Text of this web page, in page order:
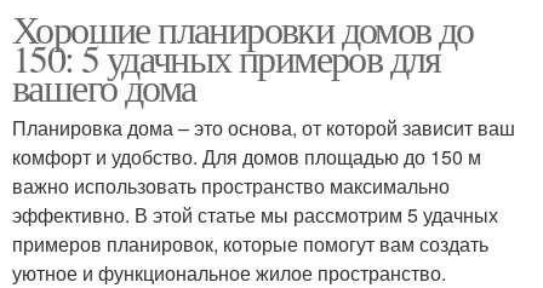
Хорошие планировки домов до
150: 5 удачных примеров для
вашего дома
Планировка дома – это основа, от которой зависит ваш
комфорт и удобство. Для домов площадью до 150 м
важно использовать пространство максимально
эффективно. В этой статье мы рассмотрим 5 удачных
примеров планировок, которые помогут вам создать
уютное и функциональное жилое пространство.